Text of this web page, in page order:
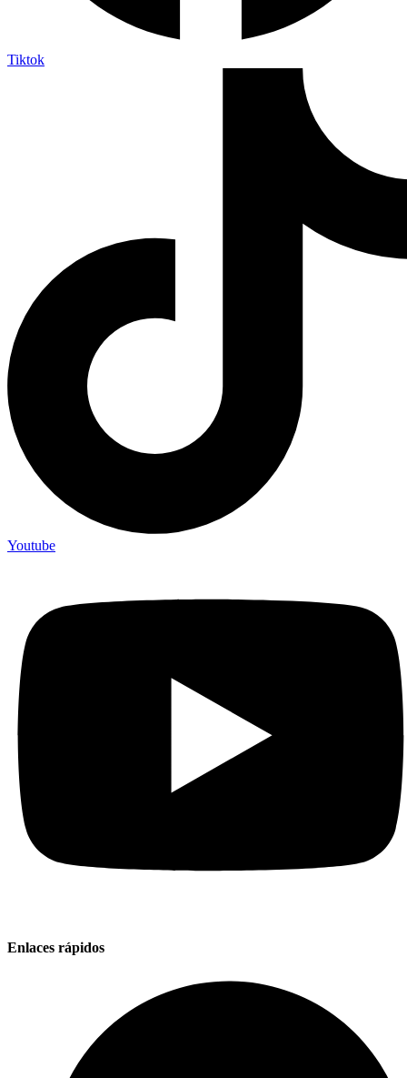
Tiktok
Youtube
Enlaces rápidos